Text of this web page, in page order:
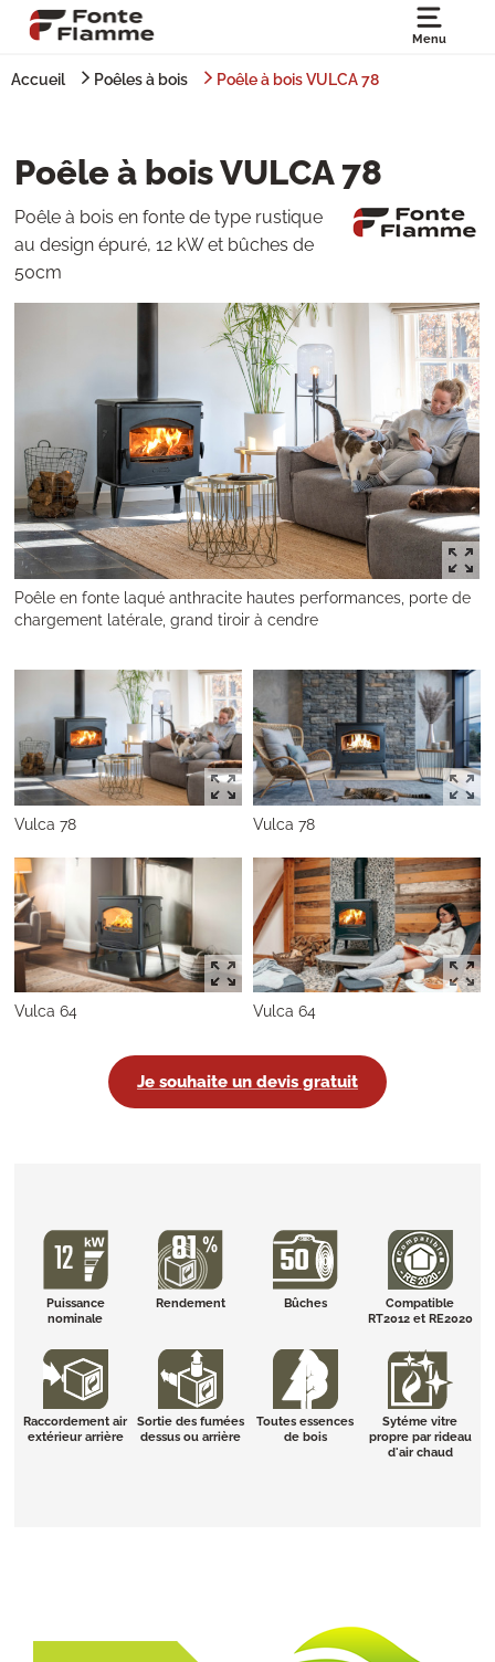
Menu
Accueil Poêles à bois Poêle à bois VULCA 78
Poêle à bois VULCA 78
Poêle à bois en fonte de type rustique
au design épuré, 12 kW et bûches de
50cm
Poêle en fonte laqué anthracite hautes performances, porte de
chargement latérale, grand tiroir à cendre
Vulca 78 Vulca 78
Vulca 64 Vulca 64
Je souhaite un devis gratuit
Puissance
nominale
Rendement Bûches
Compatible
RT2012 et RE2020
Raccordement air
extérieur arrière
Sortie des fumées
dessus ou arrière
Toutes essences
de bois
Sytéme vitre
propre par rideau
d'air chaud